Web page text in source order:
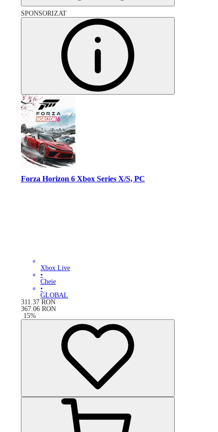
SPONSORIZAT
Forza Horizon 6 Xbox Series X/S, PC
Xbox Live
•
Cheie
•
GLOBAL
311.37 RON
367.06 RON
-15%